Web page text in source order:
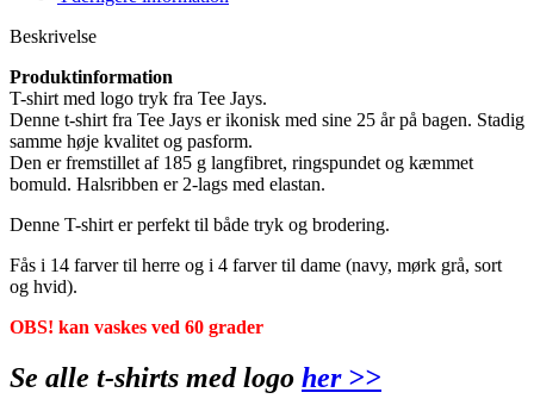
Tee
Jays
Beskrivelse
Produktinformation
T-shirt med logo tryk fra Tee Jays.
Denne t-shirt fra Tee Jays er ikonisk med sine 25 år på bagen. Stadig
samme høje kvalitet og pasform.
Den er fremstillet af 185 g langfibret, ringspundet og kæmmet
bomuld. Halsribben er 2-lags med elastan.
Denne T-shirt er perfekt til både tryk og brodering.
Fås i 14 farver til herre og i 4 farver til dame (navy, mørk grå, sort
og hvid).
OBS! kan vaskes ved 60 grader
Se alle t-shirts med logo her >>